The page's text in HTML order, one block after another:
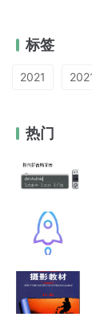
标签
2021
热门